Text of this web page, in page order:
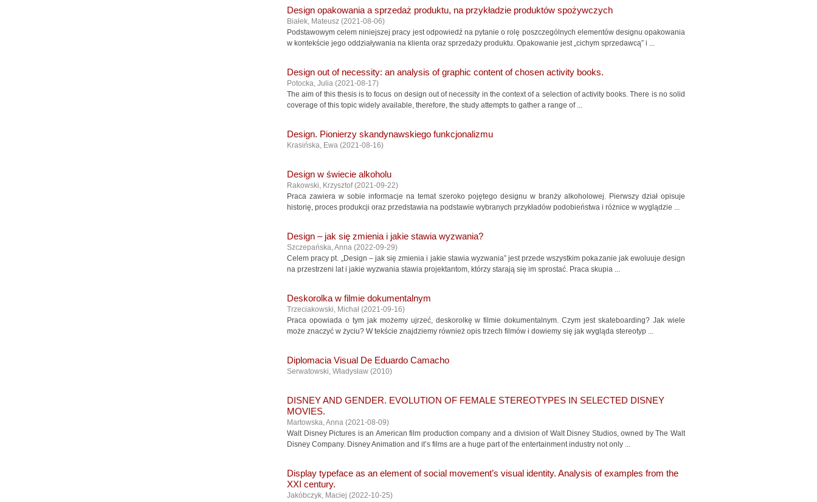
Design opakowania a sprzedaż produktu, na przykładzie produktów spożywczych
Białek, Mateusz (2021-08-06)
Podstawowym celem niniejszej pracy jest odpowiedź na pytanie o rolę poszczególnych elementów designu opakowania
w kontekście jego oddziaływania na klienta oraz sprzedaży produktu. Opakowanie jest „cichym sprzedawcą” i ...
Design out of necessity: an analysis of graphic content of chosen activity books.
Potocka, Julia (2021-08-17)
The aim of this thesis is to focus on design out of necessity in the context of a selection of activity books. There is no solid
coverage of this topic widely available, therefore, the study attempts to gather a range of ...
Design. Pionierzy skandynawskiego funkcjonalizmu
Krasińska, Ewa (2021-08-16)
Design w świecie alkoholu
Rakowski, Krzysztof (2021-09-22)
Praca zawiera w sobie informacje na temat szeroko pojętego designu w branży alkoholowej. Pierwszy dział opisuje
historię, proces produkcji oraz przedstawia na podstawie wybranych przykładów podobieństwa i różnice w wyglądzie ...
Design – jak się zmienia i jakie stawia wyzwania?
Szczepańska, Anna (2022-09-29)
Celem pracy pt. „Design – jak się zmienia i jakie stawia wyzwania” jest przede wszystkim pokazanie jak ewoluuje design
na przestrzeni lat i jakie wyzwania stawia projektantom, którzy starają się im sprostać. Praca skupia ...
Deskorolka w filmie dokumentalnym
Trzeciakowski, Michał (2021-09-16)
Praca opowiada o tym jak możemy ujrzeć, deskorolkę w filmie dokumentalnym. Czym jest skateboarding? Jak wiele
może znaczyć w życiu? W tekście znajdziemy również opis trzech filmów i dowiemy się jak wygląda stereotyp ...
Diplomacia Visual De Eduardo Camacho
Serwatowski, Władysław (2010)
DISNEY AND GENDER. EVOLUTION OF FEMALE STEREOTYPES IN SELECTED DISNEY
MOVIES.
Martowska, Anna (2021-08-09)
Walt Disney Pictures is an American film production company and a division of Walt Disney Studios, owned by The Walt
Disney Company. Disney Animation and it’s films are a huge part of the entertainment industry not only ...
Display typeface as an element of social movement’s visual identity. Analysis of examples from the
XXI century.
Jakóbczyk, Maciej (2022-10-25)